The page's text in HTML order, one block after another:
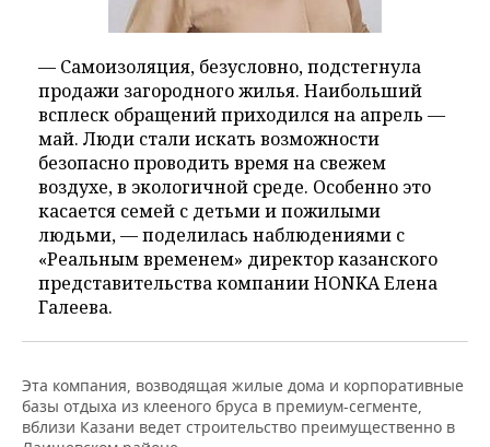
— Самоизоляция, безусловно, подстегнула
продажи загородного жилья. Наибольший
всплеск обращений приходился на апрель —
май. Люди стали искать возможности
безопасно проводить время на свежем
воздухе, в экологичной среде. Особенно это
касается семей с детьми и пожилыми
людьми, — поделилась наблюдениями с
«Реальным временем» директор казанского
представительства компании HONKA Елена
Галеева.
Эта компания, возводящая жилые дома и корпоративные
базы отдыха из клееного бруса в премиум-сегменте,
вблизи Казани ведет строительство преимущественно в